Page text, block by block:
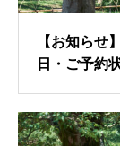
【お知らせ
日・ご予約